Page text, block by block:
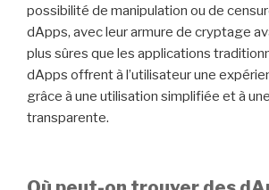
possibilité de manipulation ou de
dApps, avec leur armure de cryptage
plus sûres que les applications
dApps offrent à l’utilisateur une
grâce à une utilisation simplifiée et à
transparente.